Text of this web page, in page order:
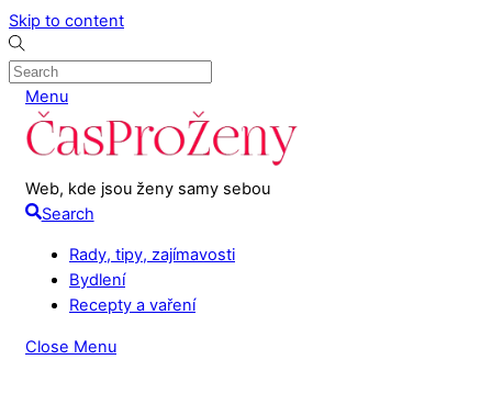
Skip to content
Menu
Web, kde jsou ženy samy sebou
Search
Rady, tipy, zajímavosti
Bydlení
Recepty a vaření
Close Menu